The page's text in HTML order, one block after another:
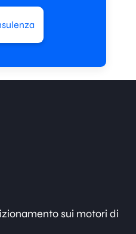
sui motori di